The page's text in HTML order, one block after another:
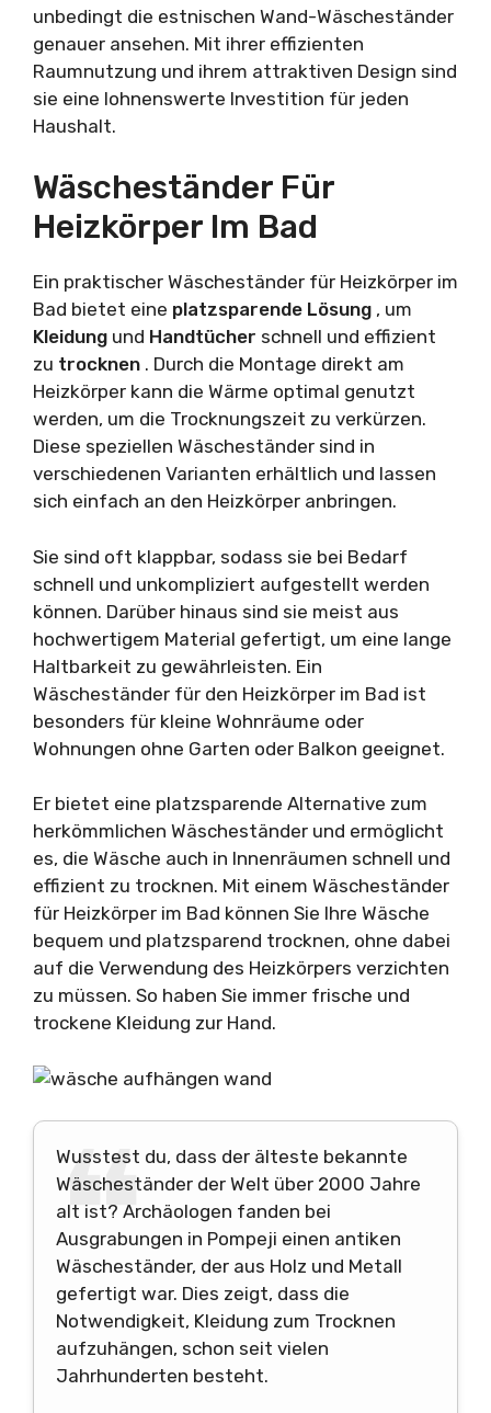
unbedingt die estnischen Wand-Wäscheständer
genauer ansehen. Mit ihrer effizienten
Raumnutzung und ihrem attraktiven Design sind
sie eine lohnenswerte Investition für jeden
Haushalt.
Wäscheständer Für
Heizkörper Im Bad
Ein praktischer Wäscheständer für Heizkörper im
Bad bietet eine platzsparende Lösung , um
Kleidung und Handtücher schnell und effizient
zu trocknen . Durch die Montage direkt am
Heizkörper kann die Wärme optimal genutzt
werden, um die Trocknungszeit zu verkürzen.
Diese speziellen Wäscheständer sind in
verschiedenen Varianten erhältlich und lassen
sich einfach an den Heizkörper anbringen.
Sie sind oft klappbar, sodass sie bei Bedarf
schnell und unkompliziert aufgestellt werden
können. Darüber hinaus sind sie meist aus
hochwertigem Material gefertigt, um eine lange
Haltbarkeit zu gewährleisten. Ein
Wäscheständer für den Heizkörper im Bad ist
besonders für kleine Wohnräume oder
Wohnungen ohne Garten oder Balkon geeignet.
Er bietet eine platzsparende Alternative zum
herkömmlichen Wäscheständer und ermöglicht
es, die Wäsche auch in Innenräumen schnell und
effizient zu trocknen. Mit einem Wäscheständer
für Heizkörper im Bad können Sie Ihre Wäsche
bequem und platzsparend trocknen, ohne dabei
auf die Verwendung des Heizkörpers verzichten
zu müssen. So haben Sie immer frische und
trockene Kleidung zur Hand.
Wusstest du, dass der älteste bekannte
Wäscheständer der Welt über 2000 Jahre
alt ist? Archäologen fanden bei
Ausgrabungen in Pompeji einen antiken
Wäscheständer, der aus Holz und Metall
gefertigt war. Dies zeigt, dass die
Notwendigkeit, Kleidung zum Trocknen
aufzuhängen, schon seit vielen
Jahrhunderten besteht.